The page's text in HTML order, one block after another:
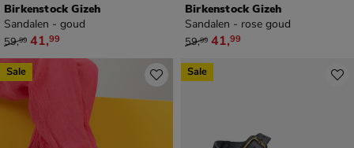
Birkenstock Gizeh
Sandalen - goud
van € 59,99 voor € 41,99
59,99 41,99
Birkenstock Gizeh
Sandalen - rose goud
van € 59,99 voor € 41,99
59,99 41,99
Sale Sale